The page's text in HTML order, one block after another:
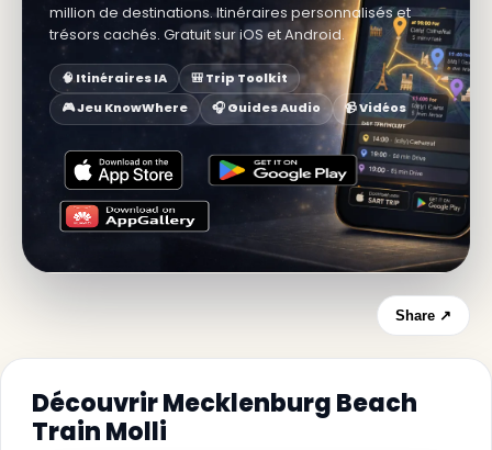
million de destinations. Itinéraires personnalisés et
trésors cachés. Gratuit sur iOS et Android.
🧠 Itinéraires IA
🎒 Trip Toolkit
🎮 Jeu KnowWhere
🎧 Guides Audio 📹 Vidéos
Share ↗
Découvrir Mecklenburg Beach
Train Molli